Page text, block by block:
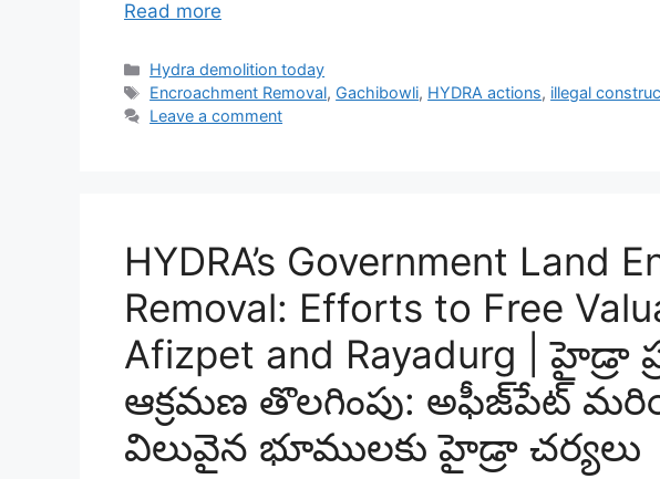
Read more
Categories
Hydra demolition today
Tags
Encroachment Removal, Gachibowli, HYDRA actions, illegal
Leave a comment
HYDRA’s Government Land
Removal: Efforts to Free
Afizpet and Rayadurg | హైడ్రా
ఆక్రమణ తొలగింపు: అఫీజ్‌పేట్
విలువైన భూములకు హైడ్రా చర్యలు